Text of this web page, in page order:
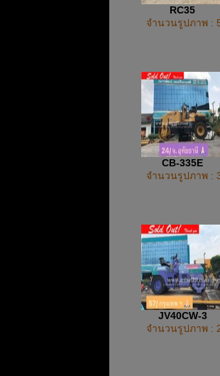
RC35
จำนวนรูปภาพ :
CB-335E
จำนวนรูปภาพ :
JV40CW-3
จำนวนรูปภาพ :